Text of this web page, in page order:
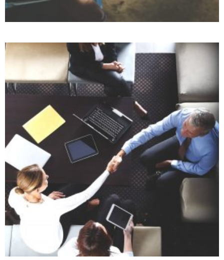
INTERACTIVE GALLERY
Photography Web design